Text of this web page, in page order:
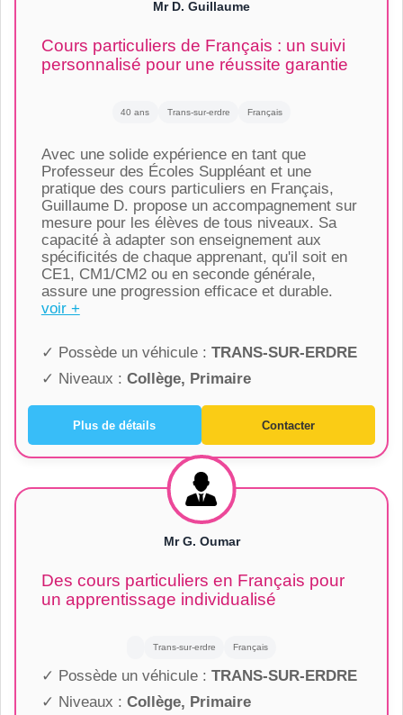
Mr D. Guillaume
Cours particuliers de Français : un suivi
personnalisé pour une réussite garantie
40 ans Trans-sur-erdre Français
Avec une solide expérience en tant que
Professeur des Écoles Suppléant et une
pratique des cours particuliers en Français,
Guillaume D. propose un accompagnement sur
mesure pour les élèves de tous niveaux. Sa
capacité à adapter son enseignement aux
spécificités de chaque apprenant, qu'il soit en
CE1, CM1/CM2 ou en seconde générale,
assure une progression efficace et durable.
voir +
✓ Possède un véhicule : TRANS-SUR-ERDRE
✓ Niveaux : Collège, Primaire
Plus de détails Contacter
Mr G. Oumar
Des cours particuliers en Français pour
un apprentissage individualisé
Trans-sur-erdre Français
✓ Possède un véhicule : TRANS-SUR-ERDRE
✓ Niveaux : Collège, Primaire